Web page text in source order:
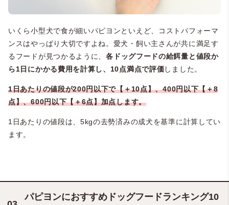
いくら小型犬で食が細いパピヨンといえど、コストパフォーマ
ンスはやっぱり大切ですよね。愛犬・飼い主さんが共に満足す
るフードが見つかるように、各ドッグフードの給餌量と値段か
ら1日にかかる費用を計算し、10点満点で評価しました。
1日あたりの値段が200円以下で【＋10点】、400円以下【＋8
点】、600円以下【＋6点】加点します。
1日あたりの値段は、5kgの去勢済みの成犬を基準に計算してい
ます。
パピヨンにおすすめドッグフードランキング10